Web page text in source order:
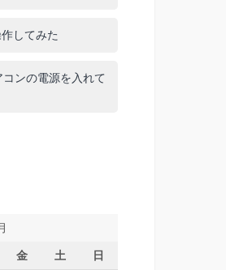
してみた
ンの電源を入れて
金 土 日